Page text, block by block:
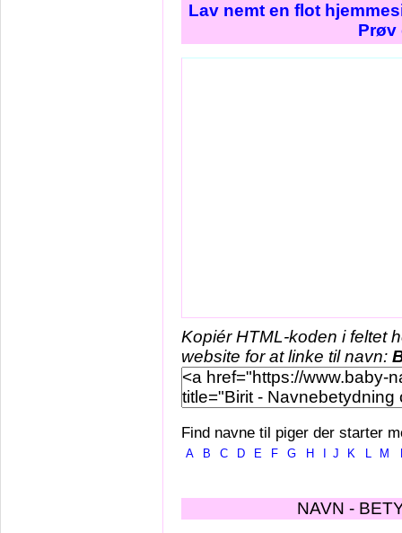
Lav nemt en flot
Prøv
Kopiér HTML-koden i feltet
website for at linke til navn:
Find navne til piger der starter
A B C D E F G H J K L M
NAVN -